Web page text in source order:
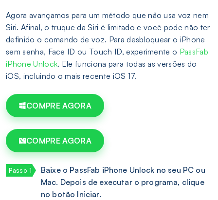
Agora avançamos para um método que não usa voz nem
Siri. Afinal, o truque da Siri é limitado e você pode não ter
definido o comando de voz. Para desbloquear o iPhone
sem senha, Face ID ou Touch ID, experimente o PassFab
iPhone Unlock. Ele funciona para todas as versões do
iOS, incluindo o mais recente iOS 17.
COMPRE AGORA
COMPRE AGORA
Baixe o PassFab iPhone Unlock no seu PC ou
Mac. Depois de executar o programa, clique
no botão Iniciar.